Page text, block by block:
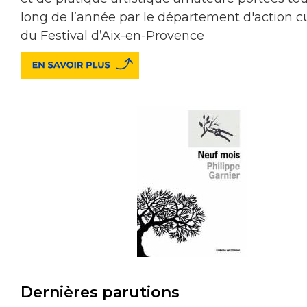
long de l’année par le dépar­tement d'action
du Festival d’Aix-en-Provence
Dernières parutions